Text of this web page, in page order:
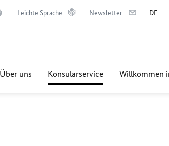
Leichte Sprache Newsletter DE
Über uns Konsularservice Willkommen